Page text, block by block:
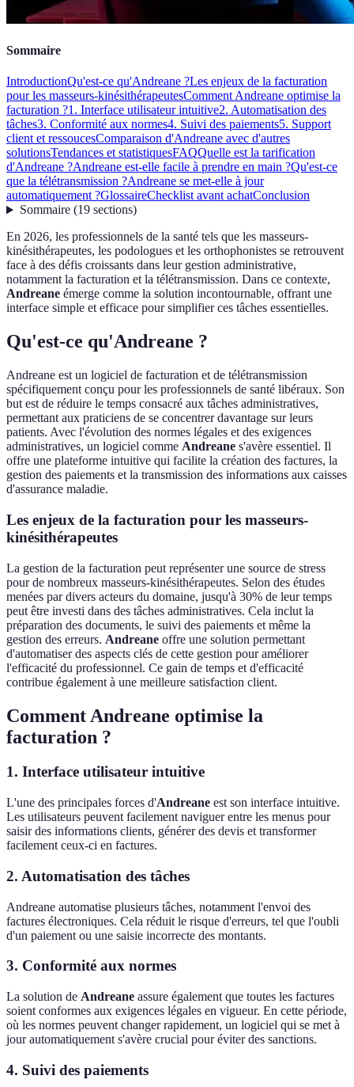
Sommaire
IntroductionQu'est-ce qu'Andreane ?Les enjeux de la facturation
pour les masseurs-kinésithérapeutesComment Andreane optimise la
facturation ?1. Interface utilisateur intuitive2. Automatisation des
tâches3. Conformité aux normes4. Suivi des paiements5. Support
client et ressoucesComparaison d'Andreane avec d'autres
solutionsTendances et statistiquesFAQQuelle est la tarification
d'Andreane ?Andreane est-elle facile à prendre en main ?Qu'est-ce
que la télétransmission ?Andreane se met-elle à jour
automatiquement ?GlossaireChecklist avant achatConclusion
Sommaire(19 sections)
En 2026, les professionnels de la santé tels que les masseurs-
kinésithérapeutes, les podologues et les orthophonistes se retrouvent
face à des défis croissants dans leur gestion administrative,
notamment la facturation et la télétransmission. Dans ce contexte,
Andreane émerge comme la solution incontournable, offrant une
interface simple et efficace pour simplifier ces tâches essentielles.
Qu'est-ce qu'Andreane ?
Andreane est un logiciel de facturation et de télétransmission
spécifiquement conçu pour les professionnels de santé libéraux. Son
but est de réduire le temps consacré aux tâches administratives,
permettant aux praticiens de se concentrer davantage sur leurs
patients. Avec l'évolution des normes légales et des exigences
administratives, un logiciel comme Andreane s'avère essentiel. Il
offre une plateforme intuitive qui facilite la création des factures, la
gestion des paiements et la transmission des informations aux caisses
d'assurance maladie.
Les enjeux de la facturation pour les masseurs-
kinésithérapeutes
La gestion de la facturation peut représenter une source de stress
pour de nombreux masseurs-kinésithérapeutes. Selon des études
menées par divers acteurs du domaine, jusqu'à 30% de leur temps
peut être investi dans des tâches administratives. Cela inclut la
préparation des documents, le suivi des paiements et même la
gestion des erreurs. Andreane offre une solution permettant
d'automatiser des aspects clés de cette gestion pour améliorer
l'efficacité du professionnel. Ce gain de temps et d'efficacité
contribue également à une meilleure satisfaction client.
Comment Andreane optimise la
facturation ?
1. Interface utilisateur intuitive
L'une des principales forces d'Andreane est son interface intuitive.
Les utilisateurs peuvent facilement naviguer entre les menus pour
saisir des informations clients, générer des devis et transformer
facilement ceux-ci en factures.
2. Automatisation des tâches
Andreane automatise plusieurs tâches, notamment l'envoi des
factures électroniques. Cela réduit le risque d'erreurs, tel que l'oubli
d'un paiement ou une saisie incorrecte des montants.
3. Conformité aux normes
La solution de Andreane assure également que toutes les factures
soient conformes aux exigences légales en vigueur. En cette période,
où les normes peuvent changer rapidement, un logiciel qui se met à
jour automatiquement s'avère crucial pour éviter des sanctions.
4. Suivi des paiements